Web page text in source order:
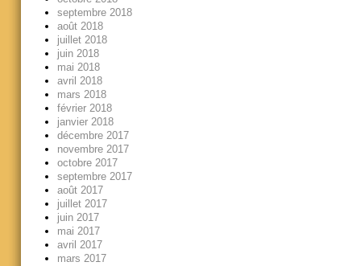
septembre 2018
août 2018
juillet 2018
juin 2018
mai 2018
avril 2018
mars 2018
février 2018
janvier 2018
décembre 2017
novembre 2017
octobre 2017
septembre 2017
août 2017
juillet 2017
juin 2017
mai 2017
avril 2017
mars 2017